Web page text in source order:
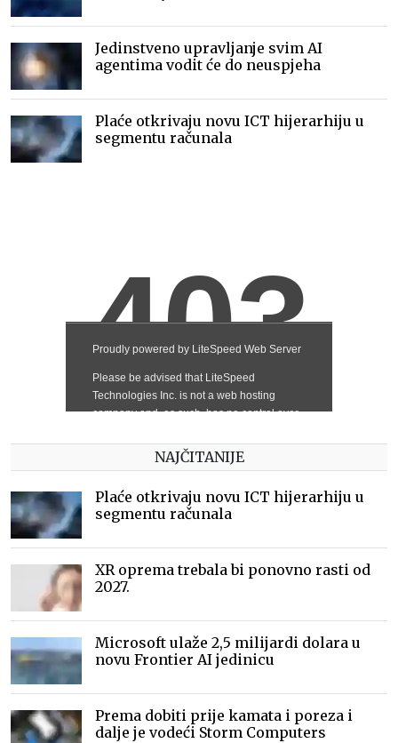
Jedinstveno upravljanje svim AI
agentima vodit će do neuspjeha
Plaće otkrivaju novu ICT hijerarhiju u
segmentu računala
NAJČITANIJE
Plaće otkrivaju novu ICT hijerarhiju u
segmentu računala
XR oprema trebala bi ponovno rasti od
2027.
Microsoft ulaže 2,5 milijardi dolara u
novu Frontier AI jedinicu
Prema dobiti prije kamata i poreza i
dalje je vodeći Storm Computers